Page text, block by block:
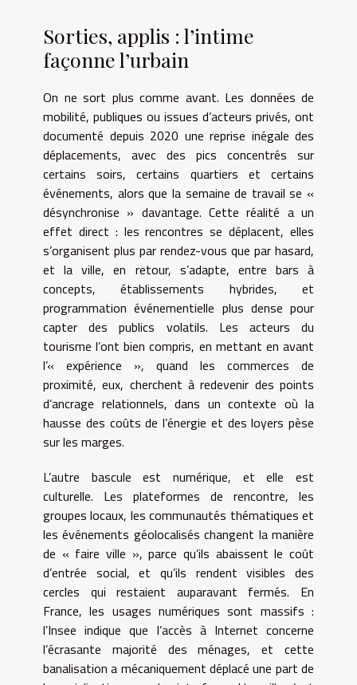
Sorties, applis : l’intime
façonne l’urbain
On ne sort plus comme avant. Les données de
mobilité, publiques ou issues d’acteurs privés, ont
documenté depuis 2020 une reprise inégale des
déplacements, avec des pics concentrés sur
certains soirs, certains quartiers et certains
événements, alors que la semaine de travail se «
désynchronise » davantage. Cette réalité a un
effet direct : les rencontres se déplacent, elles
s’organisent plus par rendez-vous que par hasard,
et la ville, en retour, s’adapte, entre bars à
concepts, établissements hybrides, et
programmation événementielle plus dense pour
capter des publics volatils. Les acteurs du
tourisme l’ont bien compris, en mettant en avant
l’« expérience », quand les commerces de
proximité, eux, cherchent à redevenir des points
d’ancrage relationnels, dans un contexte où la
hausse des coûts de l’énergie et des loyers pèse
sur les marges.
L’autre bascule est numérique, et elle est
culturelle. Les plateformes de rencontre, les
groupes locaux, les communautés thématiques et
les événements géolocalisés changent la manière
de « faire ville », parce qu’ils abaissent le coût
d’entrée social, et qu’ils rendent visibles des
cercles qui restaient auparavant fermés. En
France, les usages numériques sont massifs :
l’Insee indique que l’accès à Internet concerne
l’écrasante majorité des ménages, et cette
banalisation a mécaniquement déplacé une part de